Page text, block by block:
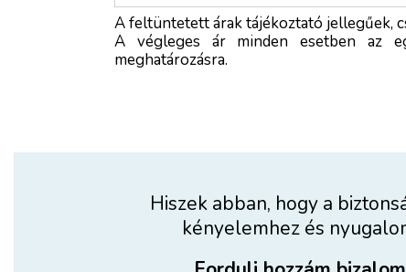
A feltüntetett árak tájékoztató jellegűek,
A végleges ár minden esetben az
meghatározásra.
Hiszek abban, hogy a
kényelemhez és